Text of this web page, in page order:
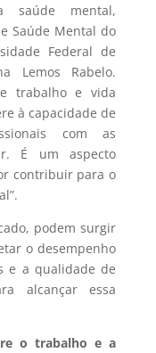
saúde mental,
Saúde Mental do
Federal de
Lemos Rabelo.
trabalho e vida
à capacidade de
com as
É um aspecto
contribuir para o
podem surgir
o desempenho
e a qualidade de
alcançar essa
o trabalho e a